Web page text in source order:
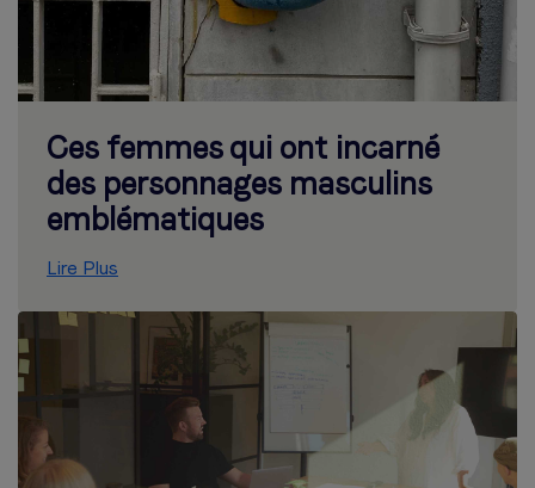
Ces femmes qui ont incarné
des personnages masculins
emblématiques
Lire Plus